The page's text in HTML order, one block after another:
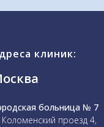
клиник:
больница № 7
Коломенский проезд 4,